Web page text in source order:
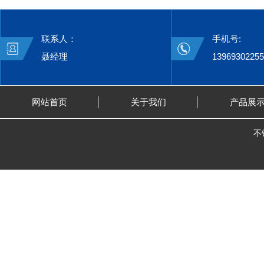
联系人：
聂经理
手机号:
网站首页 关于我们 产品展
不